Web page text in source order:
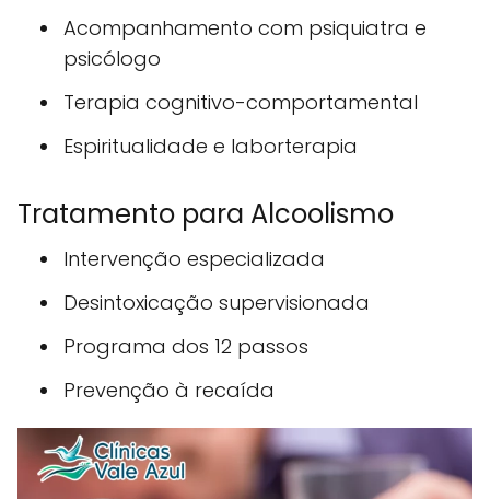
Acompanhamento com psiquiatra e
psicólogo
Terapia cognitivo-comportamental
Espiritualidade e laborterapia
Tratamento para Alcoolismo
Intervenção especializada
Desintoxicação supervisionada
Programa dos 12 passos
Prevenção à recaída